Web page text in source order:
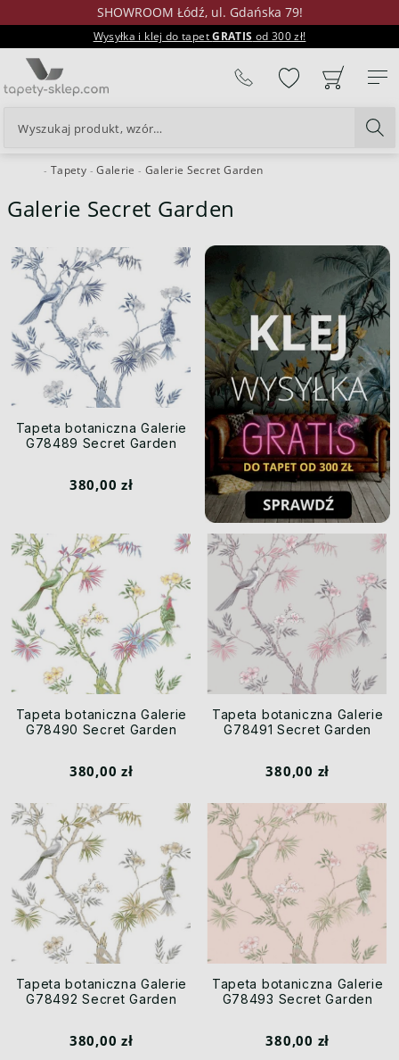
SHOWROOM Łódź, ul. Gdańska 79!
Wysyłka i klej do tapetGRATIS od 300 zł!
24H Tapety Galerie Galerie Secret Garden
Galerie Secret Garden
Tapeta botaniczna Galerie
G78489 Secret Garden
380,00 zł
Tapeta botaniczna Galerie
G78490 Secret Garden
380,00 zł
Tapeta botaniczna Galerie
G78491 Secret Garden
380,00 zł
Tapeta botaniczna Galerie
G78492 Secret Garden
380,00 zł
Tapeta botaniczna Galerie
G78493 Secret Garden
380,00 zł